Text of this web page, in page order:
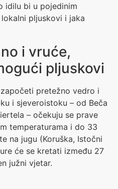
idilu bi u pojedinim
pljuskovi i jaka
i vruće,
pljuskovi
pretežno vedro i
i sjeveroistoku – od Beča
– očekuju se prave
temperaturama i do 33
na jugu (Koruška, Istočni
će se kretati između 27
južni vjetar.